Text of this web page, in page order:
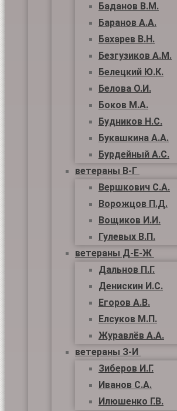
Баданов В.М.
Баранов А.А.
Бахарев В.Н.
Безгузиков А.М.
Белецкий Ю.К.
Белова О.И.
Боков М.А.
Будников Н.С.
Букашкина А.А.
Бурдейный А.С.
ветераны В-Г
Вершкович С.А.
Ворожцов П.Д.
Вощиков И.И.
Гулевых В.П.
ветераны Д-Е-Ж
Дальнов П.Г.
Денискин И.С.
Егоров А.В.
Елсуков М.П.
Журавлёв А.А.
ветераны З-И
Зиберов И.Г.
Иванов С.А.
Илюшенко Г.В.